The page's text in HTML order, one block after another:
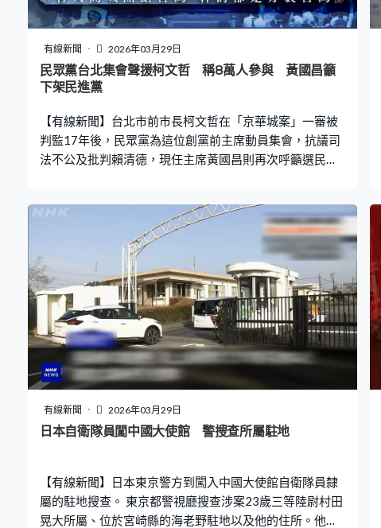
有線新聞 2026年03月29日
民眾黨台北集會聲援柯文哲 稱8萬人參與 黃國昌籲
下架民進黨
【有線新聞】台北市前市長柯文哲在「京華城案」一審被
判監17年後，民眾黨為這位創黨前主席動員集會，抗議司
法不公及批判賴清德，現任主席黃國昌則再次呼籲選民下
藍白陣營的政要和意見領袖為柯文哲站台。大會臨近尾
聲，民眾黨主席黃國昌率領高層站台。 黃國昌：「想要讓
公平正義在這塊土地上實踐的柯文哲，今天竟然自己成為
了這一個司法制度的受害者。我的心裡有滿滿的愧疚，我
的心裡，我沒有嘗試過，我沒有遭遇過心裡有這麼大的煎
熬。因為我們不夠努力，我們做得不夠多，我們做得不夠
快，讓這個制度繼續的傷害台灣、傷害我們心愛的人。用
我們的決心、用我們的選票下架賴清德、下架民進黨。」
正準備上訴的柯文哲則在太太陳珮琪及妹妹柯美蘭陪同下
壓軸出場。台北市前市長柯文哲：「我始終相信政治的目
的是讓人民安居樂業，讓人民可以過好一點的生活。民主
的目的是為了集結多數人的智慧，而不是鞏固少數人的統
用立場分別、用仇恨動員，其實只是要維持他的
有線新聞 2026年03月29日
日本自衛隊員闖中國大使館 警搜查所屬駐地
【有線新聞】日本東京警方到闖入中國大使館自衛隊員隸
屬的駐地搜查。 東京都警視廳搜查涉案23歲三等陸尉村田
晃大所屬、位於宮崎縣的海老野駐地以及他的住所。他被